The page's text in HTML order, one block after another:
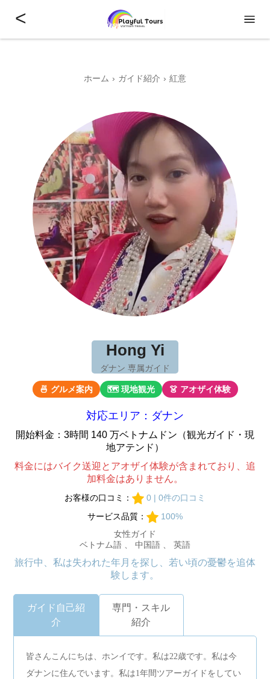
<
ホーム ガイド紹介 紅意
Hong Yi
ダナン 専属ガイド
🍜 グルメ案内 🗺 現地観光 👗 アオザイ体験
対応エリア：ダナン
開始料金：3時間 140 万ベトナムドン（観光ガイド・現
地アテンド）
料金にはバイク送迎とアオザイ体験が含まれており、追
加料金はありません。
お客様の口コミ：
0 | 0件の口コミ
サービス品質：
100%
女性ガイド
ベトナム語 、 中国語 、 英語
旅行中、私は失われた年月を探し、若い頃の憂鬱を追体
験します。
ガイド自己紹
介
専門・スキル
紹介
皆さんこんにちは、ホンイです。私は22歳です。私は今
ダナンに住んでいます。私は1年間ツアーガイドをしてい